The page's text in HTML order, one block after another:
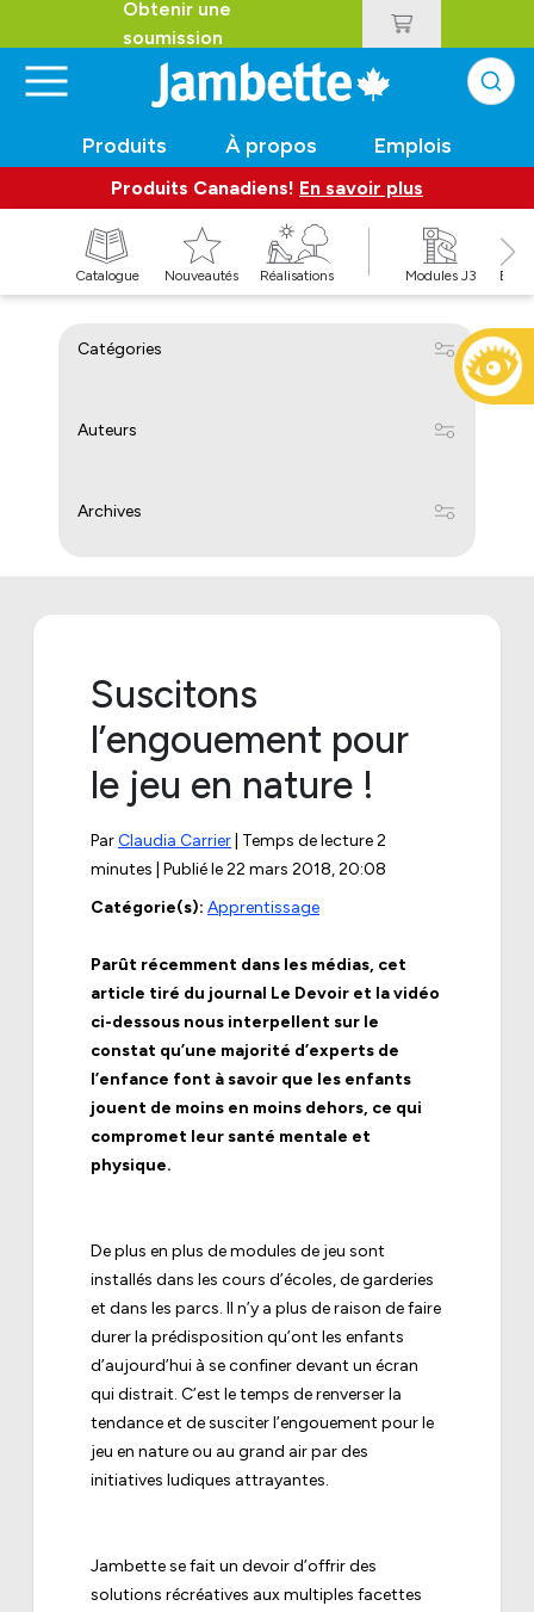
Obtenir une
soumission
Produits À propos Emplois
Produits Canadiens! En savoir plus
Catalogue Nouveautés Réalisations Modules J3
Catégories
Auteurs
Archives
Suscitons
l’engouement pour
le jeu en nature !
ParClaudia Carrier | Temps de lecture 2
minutes | Publié le22 mars 2018, 20:08
Catégorie(s): Apprentissage
Parût récemment dans les médias, cet
article tiré du journal Le Devoir et la vidéo
ci-dessous nous interpellent sur le
constat qu’une majorité d’experts de
l’enfance font à savoir que les enfants
jouent de moins en moins dehors, ce qui
compromet leur santé mentale et
physique.
De plus en plus de modules de jeu sont
installés dans les cours d’écoles, de garderies
et dans les parcs. Il n’y a plus de raison de faire
durer la prédisposition qu’ont les enfants
d’aujourd’hui à se confiner devant un écran
qui distrait. C’est le temps de renverser la
tendance et de susciter l’engouement pour le
jeu en nature ou au grand air par des
initiatives ludiques attrayantes.
Jambette se fait un devoir d’offrir des
solutions récréatives aux multiples facettes